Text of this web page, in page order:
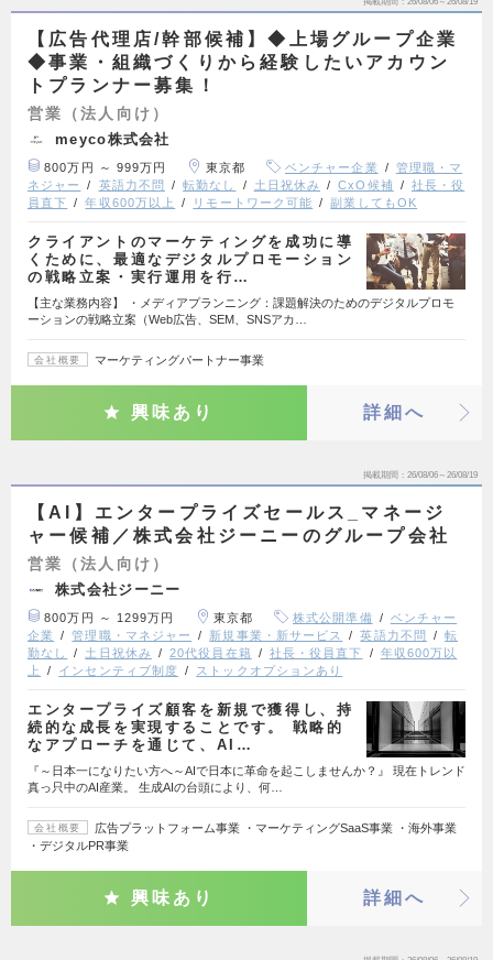
掲載期間 26/08/06～26/08/19
【広告代理店/幹部候補】◆上場グループ企業
◆事業・組織づくりから経験したいアカウン
トプランナー募集！
営業（法人向け）
meyco株式会社
800万円 ～ 999万円 東京都 ベンチャー企業
管理職・マ
ネジャー
英語力不問 転勤なし 土日祝休み CxO候補
社長・役
員直下
年収600万以上 リモートワーク可能 副業してもOK
クライアントのマーケティングを成功に導
くために、最適なデジタルプロモーション
の戦略立案・実行運用を行…
【主な業務内容】 ・メディアプランニング：課題解決のためのデジタルプロモ
ーションの戦略立案（Web広告、SEM、SNSアカ…
会社概要 マーケティングパートナー事業
興味あり 詳細へ
掲載期間 26/08/06～26/08/19
【AI】エンタープライズセールス_マネージ
ャー候補／株式会社ジーニーのグループ会社
営業（法人向け）
株式会社ジーニー
800万円 ～ 1299万円 東京都 株式公開準備
ベンチャー
企業
管理職・マネジャー 新規事業・新サービス 英語力不問
転
勤なし
土日祝休み 20代役員在籍 社長・役員直下
年収600万以
上
インセンティブ制度 ストックオプションあり
エンタープライズ顧客を新規で獲得し、持
続的な成長を実現することです。 戦略的
なアプローチを通じて、AI…
『～日本一になりたい方へ～AIで日本に革命を起こしませんか？』 現在トレンド
真っ只中のAI産業。 生成AIの台頭により、何…
会社概要
広告プラットフォーム事業 ・マーケティングSaaS事業 ・海外事業
・デジタルPR事業
興味あり 詳細へ